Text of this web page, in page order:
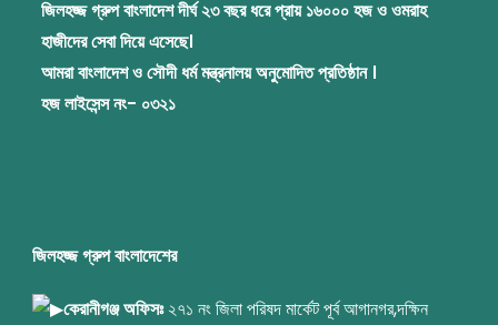
জিলহজ্জ গ্রুপ বাংলাদেশ দীর্ঘ ২৩ বছর ধরে প্রায় ১৬০০০ হজ ও ওমরাহ
হাজীদের সেবা দিয়ে এসেছে।
আমরা বাংলাদেশ ও সৌদী ধর্ম মন্ত্রনালয় অনুমোদিত প্রতিষ্ঠান ।
হজ লাইসেন্স নং- ০৩২১
জিলহজ্জ গ্রুপ বাংলাদেশের
কেরানীগঞ্জ অফিসঃ২৭১ নং জিলা পরিষদ মার্কেট পূর্ব আগানগর,দক্ষিন